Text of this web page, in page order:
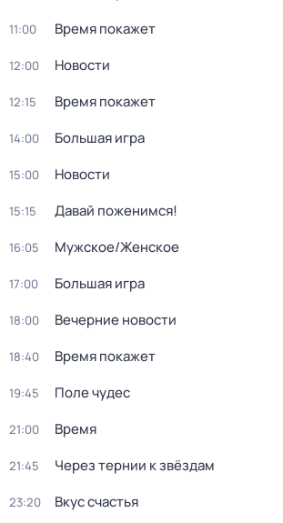
11:00 Время покажет
12:00 Новости
12:15 Время покажет
14:00 Большая игра
15:00 Новости
15:15 Давай поженимся!
16:05 Мужское/Женское
17:00 Большая игра
18:00 Вечерние новости
18:40 Время покажет
19:45 Поле чудес
21:00 Время
21:45 Через тернии к звёздам
23:20 Вкус счастья